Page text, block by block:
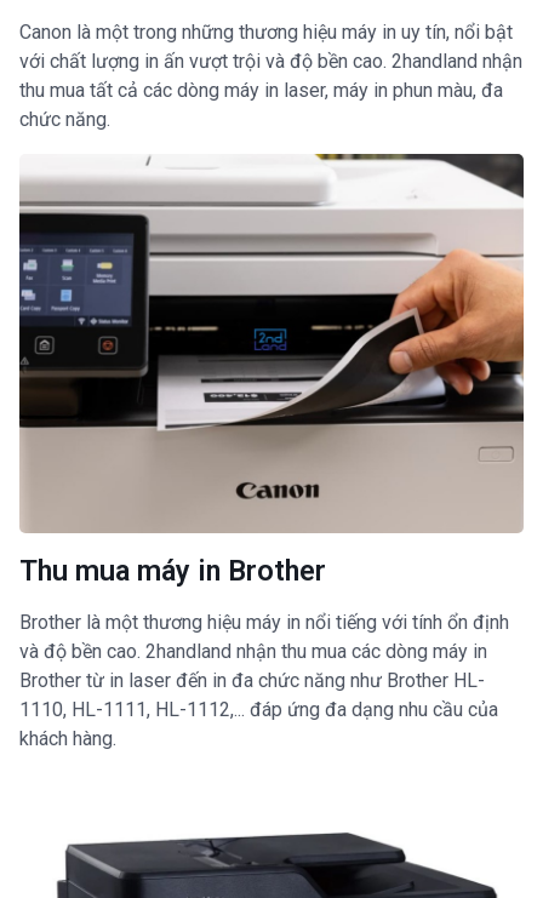
Canon là một trong những thương hiệu máy in uy tín, nổi bật
với chất lượng in ấn vượt trội và độ bền cao. 2handland nhận
thu mua tất cả các dòng máy in laser, máy in phun màu, đa
chức năng.
Thu mua máy in Brother
Brother là một thương hiệu máy in nổi tiếng với tính ổn định
và độ bền cao. 2handland nhận thu mua các dòng máy in
Brother từ in laser đến in đa chức năng như Brother HL-
1110, HL-1111, HL-1112,... đáp ứng đa dạng nhu cầu của
khách hàng.